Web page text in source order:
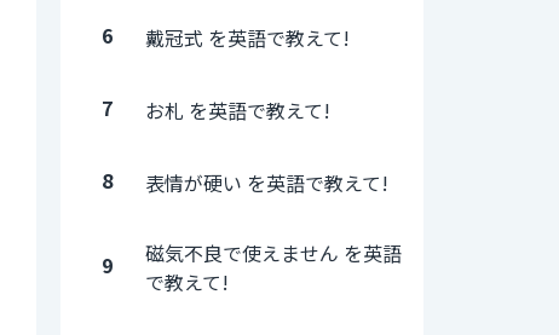
6 戴冠式 を英語で教えて!
7 お札 を英語で教えて!
8 表情が硬い を英語で教えて!
9
磁気不良で使えません を英語
で教えて!